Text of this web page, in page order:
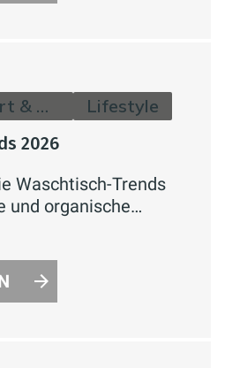
Komfort & Hygiene Lifestyle
2026
Waschtisch-Trends
und organische
Armaturen für
Bad.